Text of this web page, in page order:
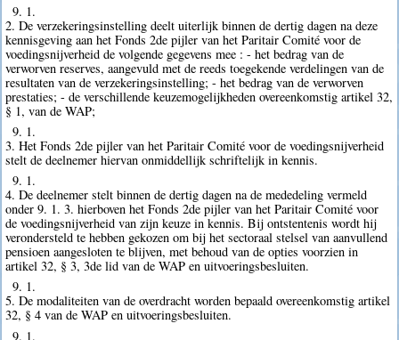
9. 1.
2. De verzekeringsinstelling deelt uiterlijk binnen de dertig dagen na deze
kennisgeving aan het Fonds 2de pijler van het Paritair Comité voor de
voedingsnijverheid de volgende gegevens mee : - het bedrag van de
verworven reserves, aangevuld met de reeds toegekende verdelingen van de
resultaten van de verzekeringsinstelling; - het bedrag van de verworven
prestaties; - de verschillende keuzemogelijkheden overeenkomstig artikel 32,
§ 1, van de WAP;
9. 1.
3. Het Fonds 2de pijler van het Paritair Comité voor de voedingsnijverheid
stelt de deelnemer hiervan onmiddellijk schriftelijk in kennis.
9. 1.
4. De deelnemer stelt binnen de dertig dagen na de mededeling vermeld
onder 9. 1. 3. hierboven het Fonds 2de pijler van het Paritair Comité voor
de voedingsnijverheid van zijn keuze in kennis. Bij ontstentenis wordt hij
verondersteld te hebben gekozen om bij het sectoraal stelsel van aanvullend
pensioen aangesloten te blijven, met behoud van de opties voorzien in
artikel 32, § 3, 3de lid van de WAP en uitvoeringsbesluiten.
9. 1.
5. De modaliteiten van de overdracht worden bepaald overeenkomstig artikel
32, § 4 van de WAP en uitvoeringsbesluiten.
9. 1.